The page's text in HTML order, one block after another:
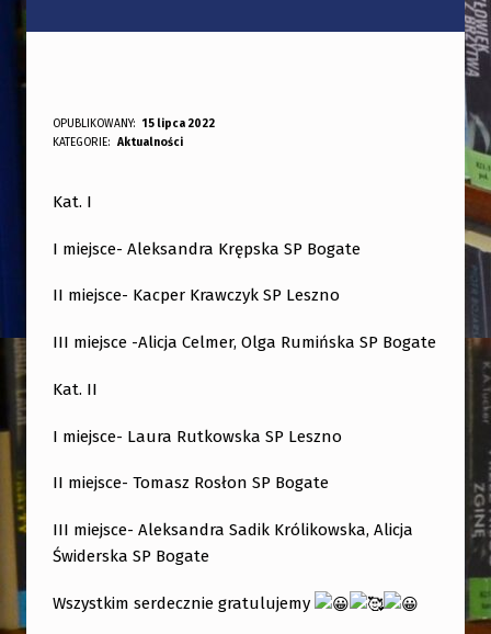
W
N
K
I
K
N
K
R
S
U
P
OPUBLIKOWANY: 15 lipca 2022
DODANY PRZEZ:
KATEGORIE: Aktualności
Kat. I
I miejsce- Aleksandra Krępska SP Bogate
II miejsce- Kacper Krawczyk SP Leszno
III miejsce -Alicja Celmer, Olga Rumińska SP Bogate
Kat. II
I miejsce- Laura Rutkowska SP Leszno
II miejsce- Tomasz Rosłon SP Bogate
III miejsce- Aleksandra Sadik Królikowska, Alicja
Świderska SP Bogate
Wszystkim serdecznie gratulujemy